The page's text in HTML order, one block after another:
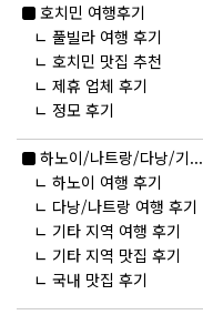
호치민 여행후기
ㄴ 풀빌라 여행 후기
ㄴ 호치민 맛집 추천
ㄴ 제휴 업체 후기
ㄴ 정모 후기
하노이/나트랑/다낭/기...
ㄴ 하노이 여행 후기
ㄴ 다낭/나트랑 여행 후기
ㄴ 기타 지역 여행 후기
ㄴ 기타 지역 맛집 후기
ㄴ 국내 맛집 후기